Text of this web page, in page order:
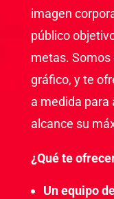
imagen
público
metas. Somos
gráfico, y te
a medida para
alcance su
¿Qué te
Un equipo